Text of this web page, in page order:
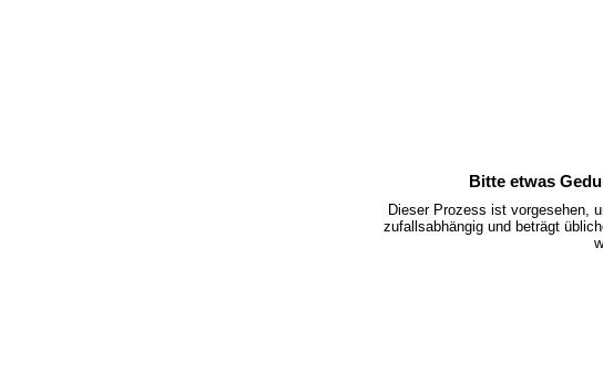
Bitte etwas
Dieser Prozess ist vorgesehen,
zufallsabhängig und beträgt